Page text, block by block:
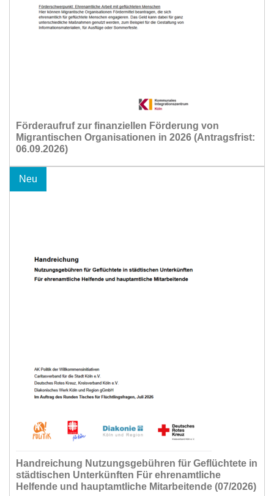
Förderaufruf zur finanziellen Förderung von
Migrantischen Organisationen in 2026 (Antragsfrist:
06.09.2026)
Neu
Handreichung Nutzungsgebühren für Geflüchtete in
städtischen Unterkünften Für ehrenamtliche
Helfende und hauptamtliche Mitarbeitende (07/2026)